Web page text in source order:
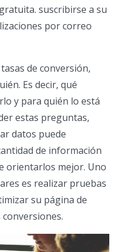
suscribirse a su
por correo
de conversión,
Es decir, qué
y para quién lo está
estas preguntas,
datos puede
de información
orientarlos mejor. Uno
es realizar pruebas
su página de